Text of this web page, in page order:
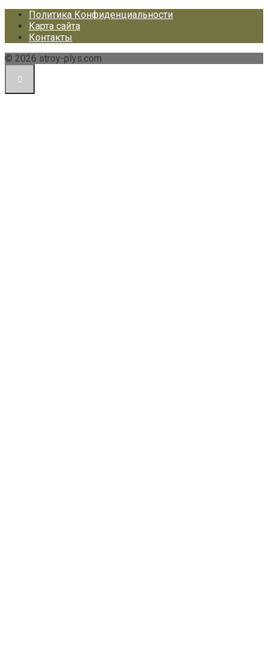
Политика Конфиденциальности
Карта сайта
Контакты
© 2026 stroy-plys.com